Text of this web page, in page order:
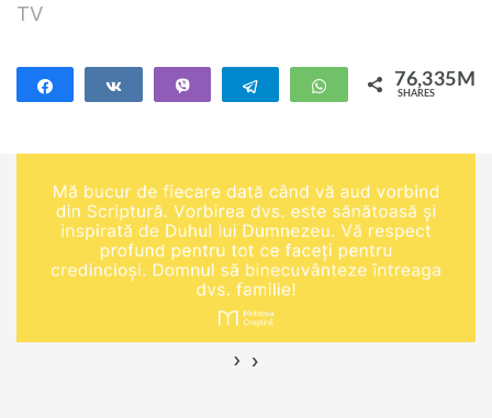
TV
Share Share Telegram WhatsApp76,335M
SHARES
‹ ›